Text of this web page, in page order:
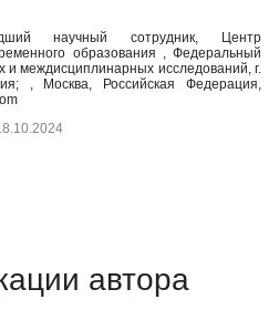
научный сотрудник, Центр
образования , Федеральный
и междисциплинарных исследований, г.
, Москва, Российская Федерация,
автора